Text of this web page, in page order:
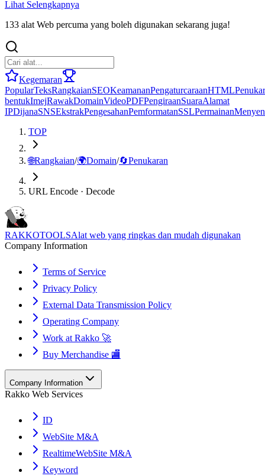
Lihat Selengkapnya
133 alat Web percuma yang boleh digunakan sekarang juga!
Kegemaran
PopularTeksRangkaianSEOKeamananPengaturcaraanHTML
bentukImejRawakDomainVideoPDFPengiraanSuaraAlamat
IPDijanaSNSEkstrakPengesahanPemformatanSSLPermainan
TOP
🌐Rangkaian/🌍Domain/🔄Penukaran
URL Encode · Decode
RAKKOTOOLSAlat web yang ringkas dan mudah digunakan
Company Information
Terms of Service
Privacy Policy
External Data Transmission Policy
Operating Company
Work at Rakko 🚀
Buy Merchandise 🏬
Company Information
Rakko Web Services
ID
WebSite M&A
RealtimeWebSite M&A
Keyword